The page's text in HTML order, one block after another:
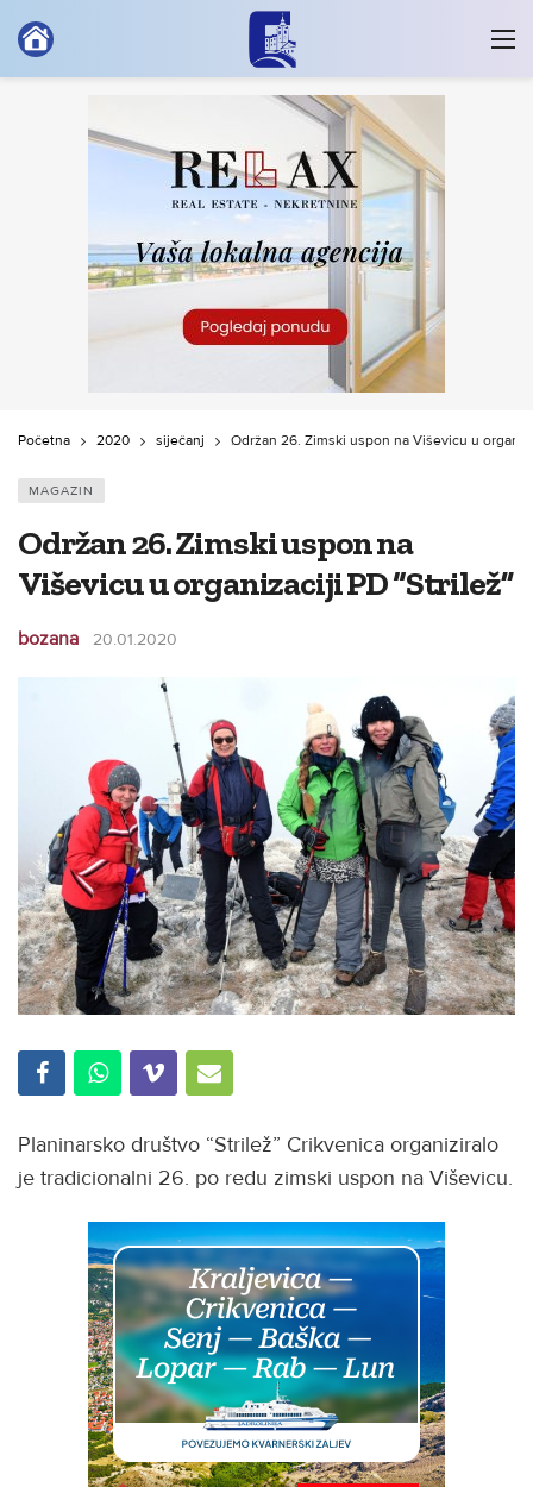
Početna 2020 siječanj Održan 26. Zimski uspon na Viševicu u
MAGAZIN
Održan 26. Zimski uspon na
Viševicu u organizaciji PD “Strilež”
bozana 20.01.2020
Planinarsko društvo “Strilež” Crikvenica organiziralo
je tradicionalni 26. po redu zimski uspon na Viševicu.